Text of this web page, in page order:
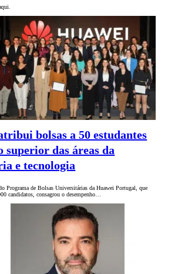
bolsas a 50 estudantes
superior das áreas da
e tecnologia
Programa de Bolsas Universitárias da Huawei Portugal, que
candidatos, consagrou o desempenho…